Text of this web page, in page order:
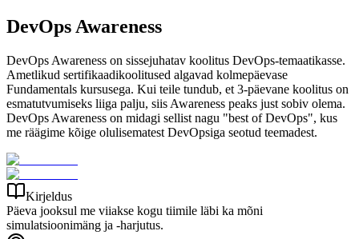
DevOps Awareness
DevOps Awareness on sissejuhatav koolitus DevOps-temaatikasse.
Ametlikud sertifikaadikoolitused algavad kolmepäevase
Fundamentals kursusega. Kui teile tundub, et 3-päevane koolitus on
esmatutvumiseks liiga palju, siis Awareness peaks just sobiv olema.
DevOps Awareness on midagi sellist nagu "best of DevOps", kus
me räägime kõige olulisematest DevOpsiga seotud teemadest.
Kirjeldus
Päeva jooksul me viiakse kogu tiimile läbi ka mõni
simulatsioonimäng ja -harjutus.